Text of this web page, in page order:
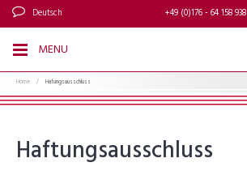
Deutsch +49 (0)176 - 64 158 938
MENU
Home / Hafungsausschluss
Haftungsausschluss